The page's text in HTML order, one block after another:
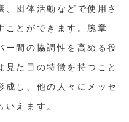
、団体活動などで使用さ
ことができます。腕章
ー間の協調性を高める役
た目の特徴を持つこと
成し、他の人々にメッセ
えます。